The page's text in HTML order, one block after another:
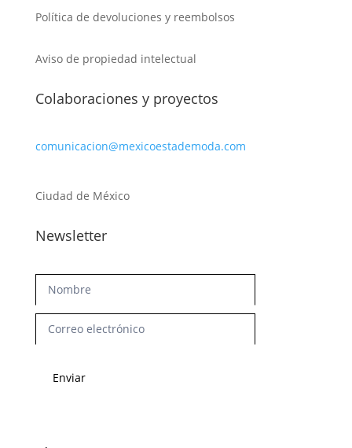
Política de devoluciones y reembolsos
Aviso de propiedad intelectual
Colaboraciones y proyectos
comunicacion@mexicoestademoda.com
Ciudad de México
Newsletter
Newsletter
Enviar